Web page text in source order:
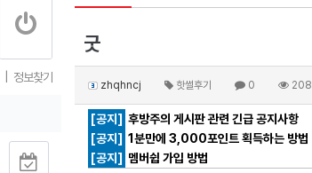
굿
zhqhncj 핫썰후기 0 208
[공지] 후방주의 게시판 관련 긴급 공지사항
[공지] 1분만에 3,000포인트 획득하는 방법
[공지]
멤버쉽 가입 방법
정보찾기